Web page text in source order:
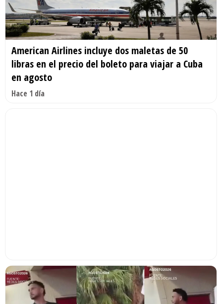
American Airlines incluye dos maletas de 50
libras en el precio del boleto para viajar a Cuba
en agosto
Hace 1 día